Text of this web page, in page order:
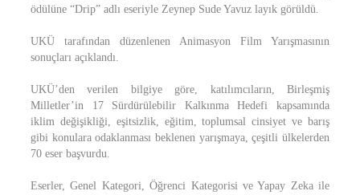
ödülüne “Drip” adlı eseriyle Zeynep Sude Yavuz layık görüldü.
UKÜ tarafından düzenlenen Animasyon Film Yarışmasının
sonuçları açıklandı.
UKÜ’den verilen bilgiye göre, katılımcıların, Birleşmiş
Milletler’in 17 Sürdürülebilir Kalkınma Hedefi kapsamında
iklim değişikliği, eşitsizlik, eğitim, toplumsal cinsiyet ve barış
gibi konulara odaklanması beklenen yarışmaya, çeşitli ülkelerden
70 eser başvurdu.
Eserler, Genel Kategori, Öğrenci Kategorisi ve Yapay Zeka ile